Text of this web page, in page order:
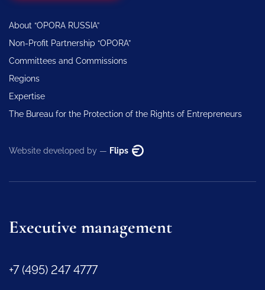
About “OPORA RUSSIA”
Non-Profit Partnership “OPORA”
Committees and Commissions
Regions
Expertise
The Bureau for the Protection of the Rights of Entrepreneurs
Website developed by — Flips
Executive management
+7 (495) 247 4777